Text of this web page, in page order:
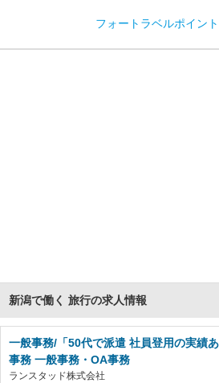
フォートラベルポイン
新潟で働く 旅行の求人情報
一般事務/「50代で派遣 社員登用の実績
事務 一般事務・OA事務
ランスタッド株式会社